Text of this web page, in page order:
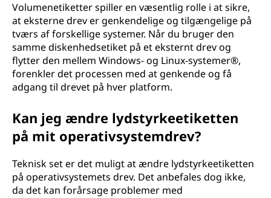
Volumenetiketter spiller en væsentlig rolle i at sikre,
at eksterne drev er genkendelige og tilgængelige på
tværs af forskellige systemer. Når du bruger den
samme diskenhedsetiket på et eksternt drev og
flytter den mellem Windows- og Linux-systemer®,
forenkler det processen med at genkende og få
adgang til drevet på hver platform.
Kan jeg ændre lydstyrkeetiketten
på mit operativsystemdrev?
Teknisk set er det muligt at ændre lydstyrkeetiketten
på operativsystemets drev. Det anbefales dog ikke,
da det kan forårsage problemer med